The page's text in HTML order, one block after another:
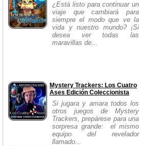
¿Está listo para continuar un
viaje que cambiará para
siempre el modo que ve la
vida y nuestro mundo? ¡Si
desea ver todas las
maravillas de...
Mystery Trackers: Los Cuatro
Ases Edición Coleccionista
Si jugara y amara todos los
otros juegos de Mystery
Trackers, prepárese para una
sorpresa grande: el mismo
equipo del revelador
llamado...